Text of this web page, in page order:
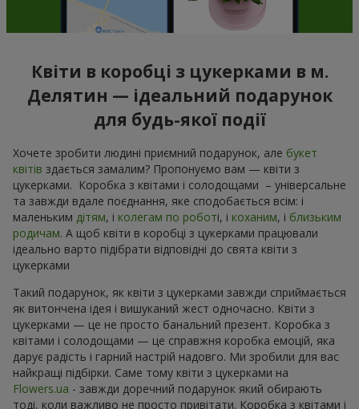
Квіти в коробці з цукерками в м.
Делятин — ідеальний подарунок
для будь-якої події
Хочете зробити людині приємний подарунок, але букет
квітів здається замалим? Пропонуємо вам — квіти з
цукерками. Коробка з квітами і солодощами – універсальне
та завжди вдале поєднання, яке сподобається всім: і
маленьким дітям, і колегам по роботі, і коханим, і близьким
родичам. А щоб квіти в коробці з цукерками працювали
ідеально варто підібрати відповідні до свята квіти з
цукерками
Такий подарунок, як квіти з цукерками завжди сприймається
як витончена ідея і вишуканий жест одночасно. Квіти з
цукерками — це не просто банальний презент. Коробка з
квітами і солодощами — це справжня коробка емоцій, яка
дарує радість і гарний настрій надовго. Ми зробили для вас
найкращі підбірки. Саме тому квіти з цукерками на
Flowers.ua - завжди доречний подарунок який обирають
тоді, коли важливо не просто привітати. Коробка з квітами і